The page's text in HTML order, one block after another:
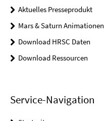
Aktuelles Presseprodukt
Mars & Saturn Animationen
Download HRSC Daten
Download Ressourcen
Service-Navigation